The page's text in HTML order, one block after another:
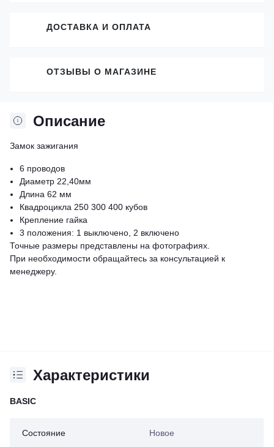
Описание
Замок зажигания
6 проводов
Диаметр 22,40мм
Длина 62 мм
Квадроцикла 250 300 400 кубов
Крепление гайка
3 положения: 1 выключено, 2 включено
Точные размеры представлены на фотографиях.
При необходимости обращайтесь за консультацией к
менеджеру.
Характеристики
BASIC
Состояние Новое
ДОСТАВКА И ОПЛАТА
ОТЗЫВЫ О МАГАЗИНЕ